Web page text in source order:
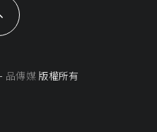
品傳媒 版權所有